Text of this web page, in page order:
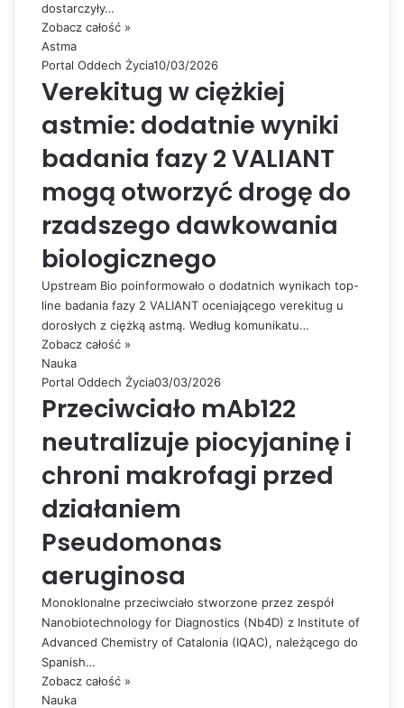
dostarczyły…
Zobacz całość »
Astma
Portal Oddech Życia10/03/2026
Verekitug w ciężkiej
astmie: dodatnie wyniki
badania fazy 2 VALIANT
mogą otworzyć drogę do
rzadszego dawkowania
biologicznego
Upstream Bio poinformowało o dodatnich wynikach top-
line badania fazy 2 VALIANT oceniającego verekitug u
dorosłych z ciężką astmą. Według komunikatu…
Zobacz całość »
Nauka
Portal Oddech Życia03/03/2026
Przeciwciało mAb122
neutralizuje piocyjaninę i
chroni makrofagi przed
działaniem
Pseudomonas
aeruginosa
Monoklonalne przeciwciało stworzone przez zespół
Nanobiotechnology for Diagnostics (Nb4D) z Institute of
Advanced Chemistry of Catalonia (IQAC), należącego do
Spanish…
Zobacz całość »
Nauka